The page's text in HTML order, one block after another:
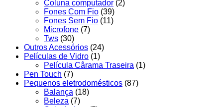
Coluna computador (2)
Fones Com Fio (39)
Fones Sem Fio (11)
Microfone (7)
Tws (30)
Outros Acessórios (24)
Películas de Vidro (1)
Película Cârama Traseira (1)
Pen Touch (7)
Pequenos eletrodomésticos (87)
Balança (18)
Beleza (7)